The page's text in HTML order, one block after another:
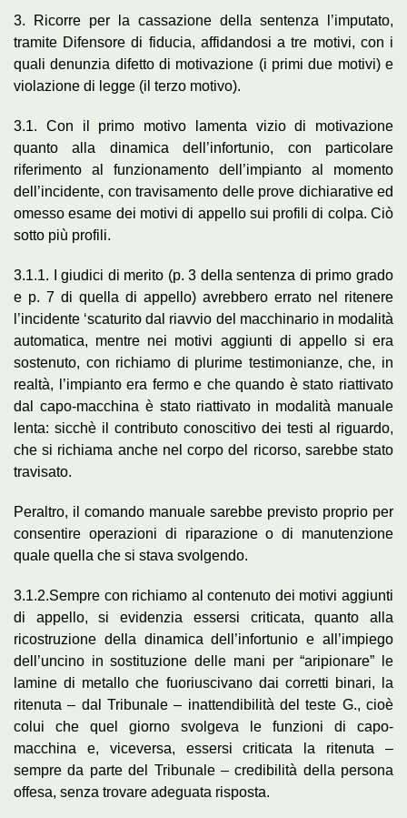
3. Ricorre per la cassazione della sentenza l’imputato,
tramite Difensore di fiducia, affidandosi a tre motivi, con i
quali denunzia difetto di motivazione (i primi due motivi) e
violazione di legge (il terzo motivo).
3.1. Con il primo motivo lamenta vizio di motivazione
quanto alla dinamica dell’infortunio, con particolare
riferimento al funzionamento dell’impianto al momento
dell’incidente, con travisamento delle prove dichiarative ed
omesso esame dei motivi di appello sui profili di colpa. Ciò
sotto più profili.
3.1.1. I giudici di merito (p. 3 della sentenza di primo grado
e p. 7 di quella di appello) avrebbero errato nel ritenere
l’incidente ‘scaturito dal riavvio del macchinario in modalità
automatica, mentre nei motivi aggiunti di appello si era
sostenuto, con richiamo di plurime testimonianze, che, in
realtà, l’impianto era fermo e che quando è stato riattivato
dal capo-macchina è stato riattivato in modalità manuale
lenta: sicchè il contributo conoscitivo dei testi al riguardo,
che si richiama anche nel corpo del ricorso, sarebbe stato
travisato.
Peraltro, il comando manuale sarebbe previsto proprio per
consentire operazioni di riparazione o di manutenzione
quale quella che si stava svolgendo.
3.1.2.Sempre con richiamo al contenuto dei motivi aggiunti
di appello, si evidenzia essersi criticata, quanto alla
ricostruzione della dinamica dell’infortunio e all’impiego
dell’uncino in sostituzione delle mani per “aripionare” le
lamine di metallo che fuoriuscivano dai corretti binari, la
ritenuta – dal Tribunale – inattendibilità del teste G., cioè
colui che quel giorno svolgeva le funzioni di capo-
macchina e, viceversa, essersi criticata la ritenuta –
sempre da parte del Tribunale – credibilità della persona
offesa, senza trovare adeguata risposta.